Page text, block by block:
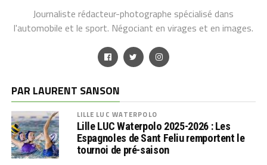
Journaliste rédacteur-photographe spécialisé dans
l'automobile et le sport. Négociant en virages et en images.
PAR LAURENT SANSON
LILLE LUC WATERPOLO
Lille LUC Waterpolo 2025-2026 : Les
Espagnoles de Sant Feliu remportent le
tournoi de pré-saison